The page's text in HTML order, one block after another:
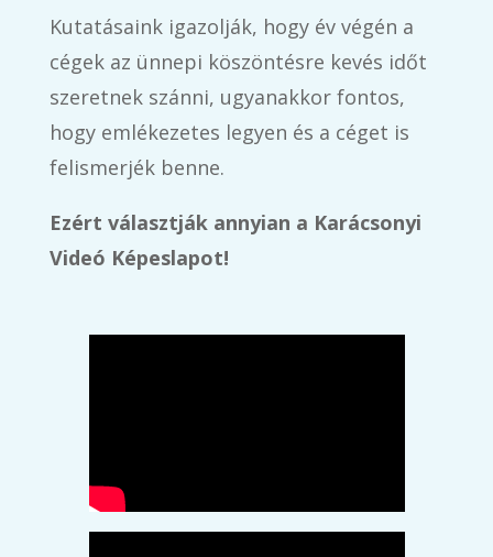
Kutatásaink igazolják, hogy év végén a
cégek az ünnepi köszöntésre kevés időt
szeretnek szánni, ugyanakkor fontos,
hogy emlékezetes legyen és a céget is
felismerjék benne.
Ezért választják annyian a Karácsonyi
Videó Képeslapot!